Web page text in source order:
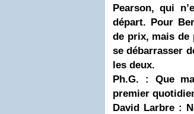
Pearson, qui
départ. Pour
de prix, mais de
se débarrasser
les deux.
Ph.G. : Que
premier
David Larbre :